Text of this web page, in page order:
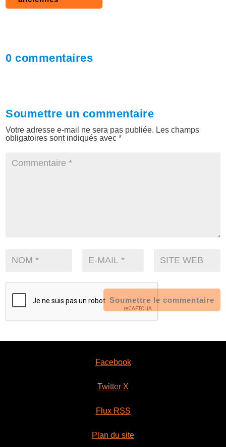
0 commentaires
Soumettre un commentaire
Votre adresse e-mail ne sera pas publiée. Les champs
obligatoires sont indiqués avec*
Soumettre le commentaire
Facebook
Twitter X
Flux RSS
Plan du site